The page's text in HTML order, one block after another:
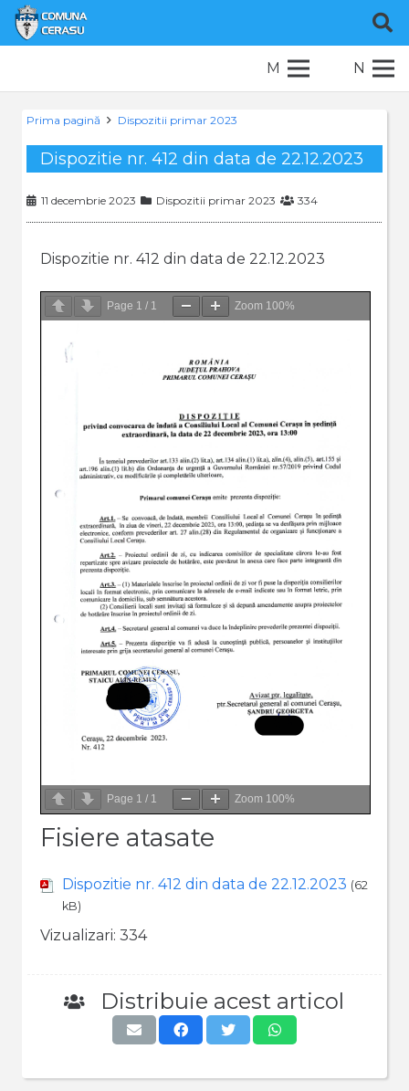
M N
Prima pagină Dispozitii primar 2023
Dispozitie nr. 412 din data de 22.12.2023
11 decembrie 2023 Dispozitii primar 2023 334
Dispozitie nr. 412 din data de 22.12.2023
Page 1 / 1 Zoom 100%
Page 1 / 1 Zoom 100%
Fisiere atasate
Dispozitie nr. 412 din data de 22.12.2023 (62
kB)
Vizualizari: 334
Distribuie acest articol